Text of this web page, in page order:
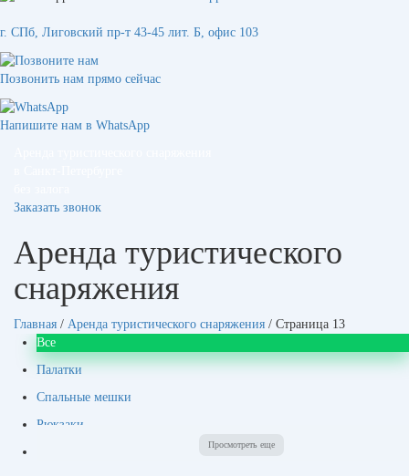
г. СПб, Лиговский пр-т 43-45 лит. Б, офис 103
Позвонить нам прямо сейчас
Напишите нам в WhatsApp
Заказать звонок
Аренда туристического
снаряжения
Главная / Аренда туристического снаряжения / Страница 13
Все
Палатки
Спальные мешки
Рюкзаки
Просмотреть еще